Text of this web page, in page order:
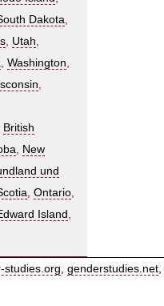
Dakota,
, Utah,
, Washington,
,
British
, New
und
, Ontario,
Island ,
studies.org, genderstudies.net,